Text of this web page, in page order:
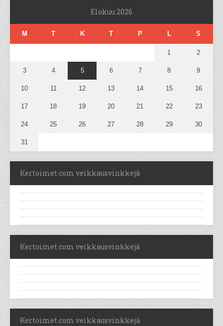
Elokuu 2026
M T K T P L S
1 2
3 4 5 6 7 8 9
10 11 12 13 14 15 16
17 18 19 20 21 22 23
24 25 26 27 28 29 30
31
Kertoimet.com veikkausvinkkejä
Kertoimet.com veikkausvinkkejä
Kertoimet.com veikkausvinkkejä